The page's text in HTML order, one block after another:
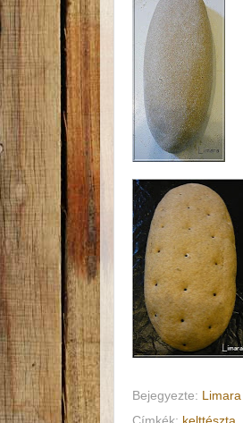
Bejegyezte: Limara